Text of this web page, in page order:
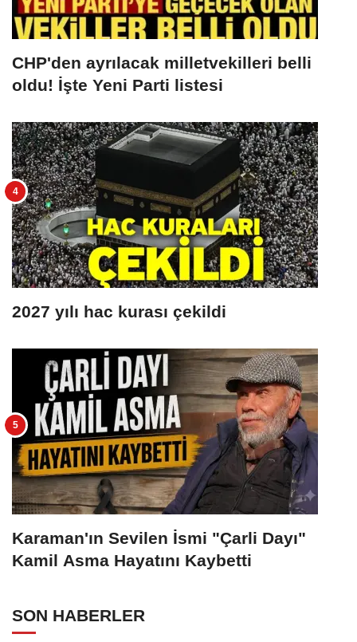
CHP'den ayrılacak milletvekilleri belli
oldu! İşte Yeni Parti listesi
2027 yılı hac kurası çekildi
Karaman'ın Sevilen İsmi "Çarli Dayı"
Kamil Asma Hayatını Kaybetti
SON HABERLER